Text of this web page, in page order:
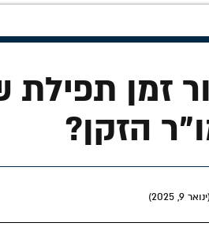
זמן תפילת
הזקן?
2025)